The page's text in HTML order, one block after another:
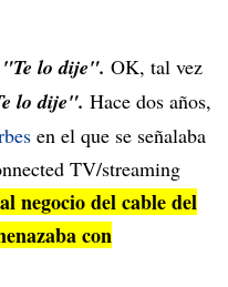
"Te lo dije". OK, tal vez
lo dije". Hace dos años,
en el que se señalaba
TV/streaming
negocio del cable del
con